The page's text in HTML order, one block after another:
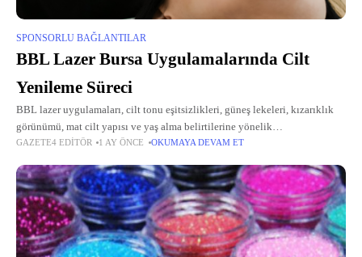
SPONSORLU BAĞLANTILAR
BBL Lazer Bursa Uygulamalarında Cilt
Yenileme Süreci
BBL lazer uygulamaları, cilt tonu eşitsizlikleri, güneş lekeleri, kızarıklık
görünümü, mat cilt yapısı ve yaş alma belirtilerine yönelik
değerlendirilebilen cilt yenileme yaklaşımlarından biridir. Bursa’da BBL
GAZETE4 EDITÖR 1 AY ÖNCE OKUMAYA DEVAM ET